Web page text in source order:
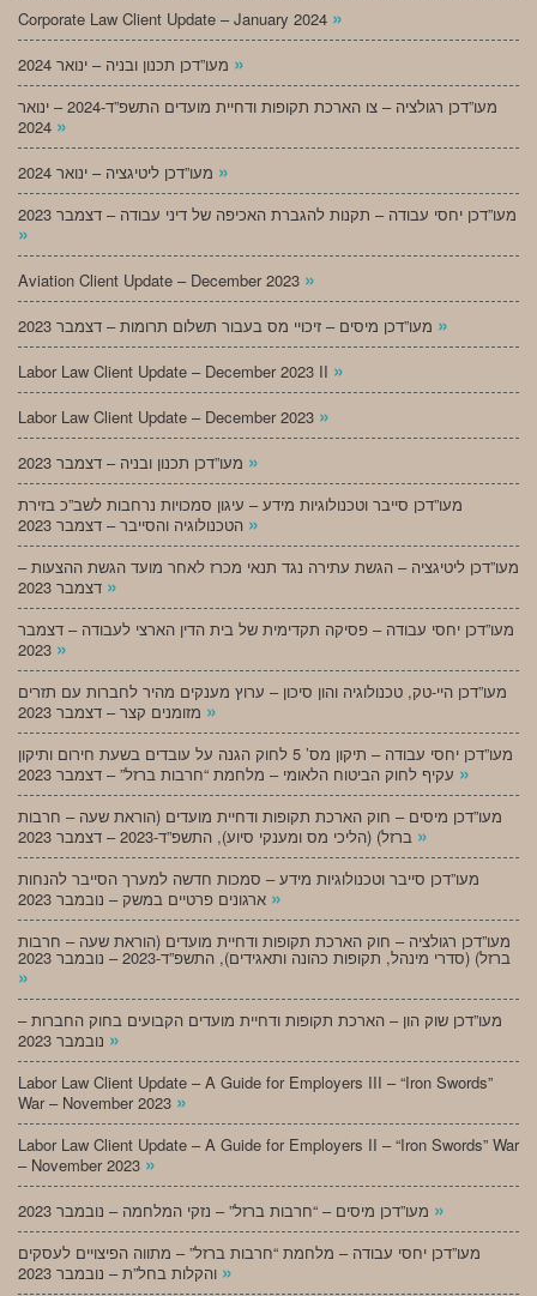
Corporate Law Client Update – January 2024 »
»
מעו”דכן רגולציה – צו הארכת תקופות ודחיית מועדים התשפ”ד-2024 – ינואר
»
»
מעו”דכן יחסי עבודה – תקנות להגברת האכיפה של דיני עבודה – דצמבר 2023
»
Aviation Client Update – December 2023 »
»
Labor Law Client Update – December 2023 II »
Labor Law Client Update – December 2023 »
»
מעו”דכן סייבר וטכנולוגיות מידע – עיגון סמכויות נרחבות לשב”כ בזירת
»
מעו”דכן ליטיגציה – הגשת עתירה נגד תנאי מכרז לאחר מועד הגשת ההצעות –
»
מעו”דכן יחסי עבודה – פסיקה תקדימית של בית הדין הארצי לעבודה – דצמבר
»
מעו”דכן היי-טק, טכנולוגיה והון סיכון – ערוץ מענקים מהיר לחברות עם תזרים
»
מעו”דכן יחסי עבודה – תיקון מס’ 5 לחוק הגנה על עובדים בשעת חירום ותיקון
»
מעו”דכן מיסים – חוק הארכת תקופות ודחיית מועדים (הוראת שעה – חרבות
»
מעו”דכן סייבר וטכנולוגיות מידע – סמכות חדשה למערך הסייבר להנחות
»
מעו”דכן רגולציה – חוק הארכת תקופות ודחיית מועדים (הוראת שעה – חרבות
ברזל) (סדרי מינהל, תקופות כהונה ותאגידים), התשפ”ד-2023 – נובמבר 2023
»
מעו”דכן שוק הון – הארכת תקופות ודחיית מועדים הקבועים בחוק החברות –
»
Labor Law Client Update – A Guide for Employers III – “Iron Swords”
War – November 2023 »
Labor Law Client Update – A Guide for Employers II – “Iron Swords” War
– November 2023 »
»
מעו”דכן יחסי עבודה – מלחמת “חרבות ברזל” – מתווה הפיצויים לעסקים
»